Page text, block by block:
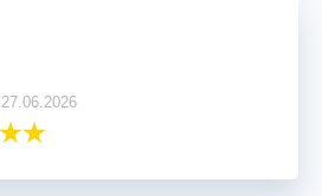
27.06.2026